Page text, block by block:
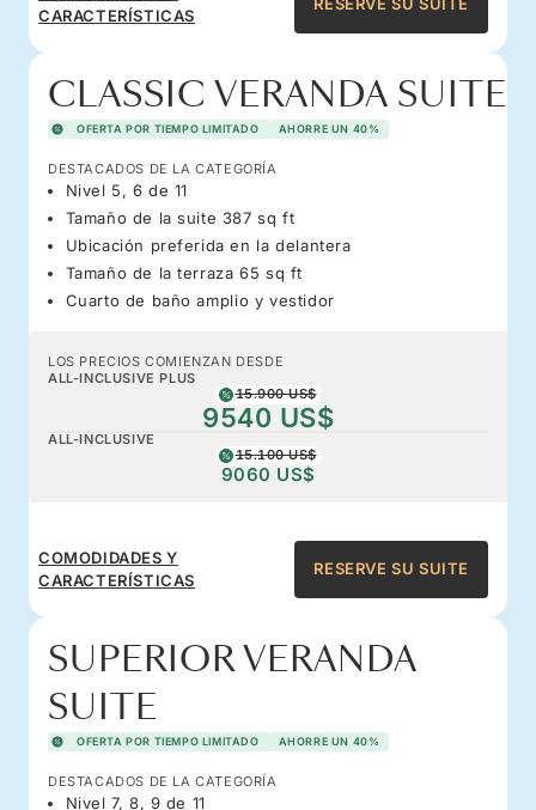
CARACTERÍSTICAS
CLASSIC VERANDA SUITE
OFERTA POR TIEMPO LIMITADO AHORRE UN 40%
DESTACADOS DE LA CATEGORÍA
Nivel 5, 6 de 11
Tamaño de la suite 387 sq ft
Ubicación preferida en la delantera
Tamaño de la terraza 65 sq ft
Cuarto de baño amplio y vestidor
LOS PRECIOS COMIENZAN DESDE
ALL-INCLUSIVE PLUS
15.900 US$
9540 US$
ALL-INCLUSIVE
15.100 US$
9060 US$
COMODIDADES Y
CARACTERÍSTICAS
RESERVE SU SUITE
SUPERIOR VERANDA
SUITE
OFERTA POR TIEMPO LIMITADO AHORRE UN 40%
DESTACADOS DE LA CATEGORÍA
Nivel 7, 8, 9 de 11